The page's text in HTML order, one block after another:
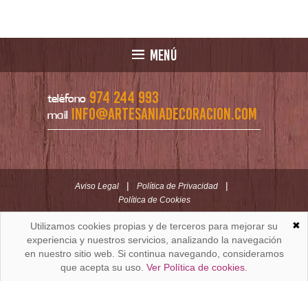
MENÚ
teléfono 974 244 993
mail info@artesaniadecoracion.com
Aviso Legal | Política de Privacidad |
Política de Cookies
ARTESANÍAYDECORACION.COM
C/ Padre Huesca nº 30 | Oficina C/ Roldán nº 5 -3º
Huesca (España)
✖
Utilizamos cookies propias y de terceros para mejorar su
experiencia y nuestros servicios, analizando la navegación
en nuestro sitio web. Si continua navegando, consideramos
que acepta su uso. Ver Política de cookies.